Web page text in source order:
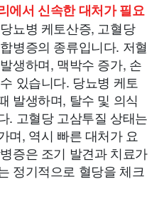
에서 신속한 대처가 필요
뇨병 케토산증, 고혈당
병증의 종류입니다. 저혈
생하며, 맥박수 증가, 손
있습니다. 당뇨병 케토
발생하며, 탈수 및 의식
. 고혈당 고삼투질 상태는
며, 역시 빠른 대처가 요
증은 조기 발견과 치료가
정기적으로 혈당을 체크